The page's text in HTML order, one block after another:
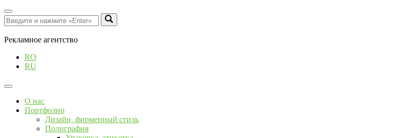
Рекламное агентство
RO
RU
О нас
Портфолио
Дизайн, фирменный стиль
Полиграфия